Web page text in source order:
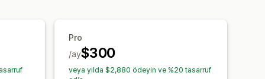
Pro
$300
/ay
veya yılda $2,880 ödeyin ve %20 tasarruf